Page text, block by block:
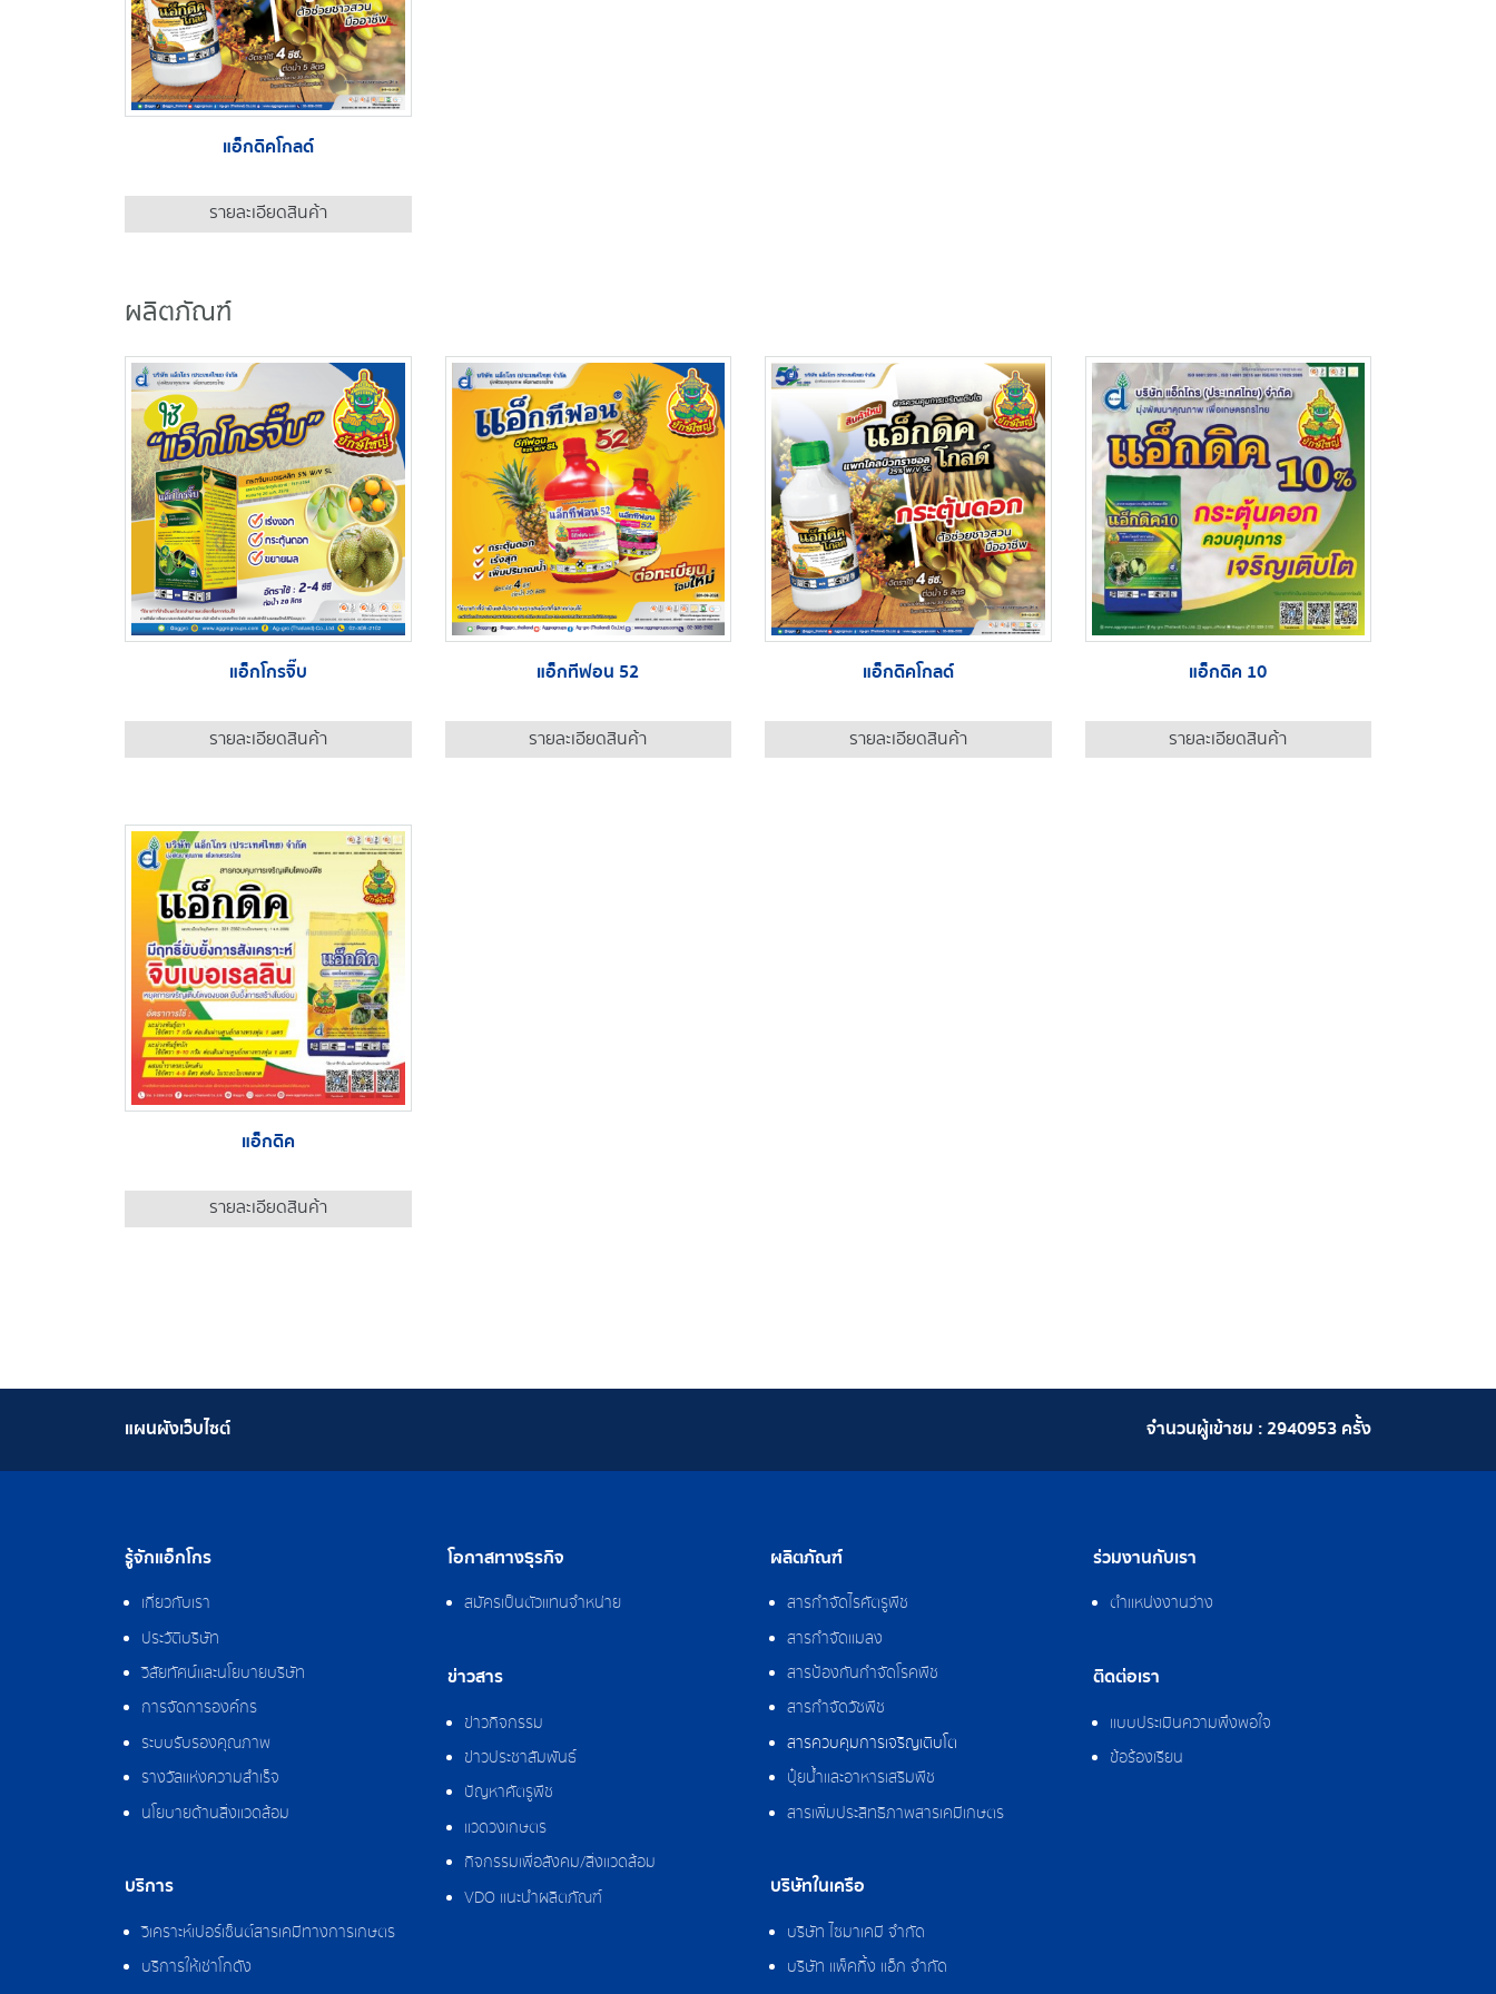
แอ็กดิคโกลด์
รายละเอียดสินค้า
ผลิตภัณฑ์
แอ็กโกรจิ๊บ
รายละเอียดสินค้า
แอ็กทีฟอน 52
รายละเอียดสินค้า
แอ็กดิคโกลด์
รายละเอียดสินค้า
แอ็กดิค 10
รายละเอียดสินค้า
แอ็กดิค
รายละเอียดสินค้า
จำนวนผู้เข้าชม :2940953 ครั้ง
แผนผังเว็บไซต์
รู้จักแอ็กโกร
เกี่ยวกับเรา
ประวัติบริษัท
วิสัยทัศน์และนโยบายบริษัท
การจัดการองค์กร
ระบบรับรองคุณภาพ
รางวัลแห่งความสำเร็จ
นโยบายด้านสิ่งแวดล้อม
บริการ
วิเคราะห์เปอร์เซ็นต์สารเคมีทางการเกษตร
บริการให้เช่าโกดัง
โอกาสทางธุรกิจ
สมัครเป็นตัวแทนจำหน่าย
ข่าวสาร
ข่าวกิจกรรม
ข่าวประชาสัมพันธ์
ปัญหาศัตรูพืช
แวดวงเกษตร
กิจกรรมเพื่อสังคม/สิ่งแวดล้อม
VDO แนะนำผลิตภัณฑ์
ผลิตภัณฑ์
สารกำจัดไรศัตรูพืช
สารกำจัดแมลง
สารป้องกันกำจัดโรคพืช
สารกำจัดวัชพืช
สารควบคุมการเจริญเติบโต
ปุ๋ยน้ำและอาหารเสริมพืช
สารเพิ่มประสิทธิภาพสารเคมีเกษตร
บริษัทในเครือ
บริษัท ไซมาเคมี จำกัด
บริษัท แพ็คกิ้ง แอ็ก จำกัด
ร่วมงานกับเรา
ตำแหน่งงานว่าง
ติดต่อเรา
แบบประเมินความพึงพอใจ
ข้อร้องเรียน